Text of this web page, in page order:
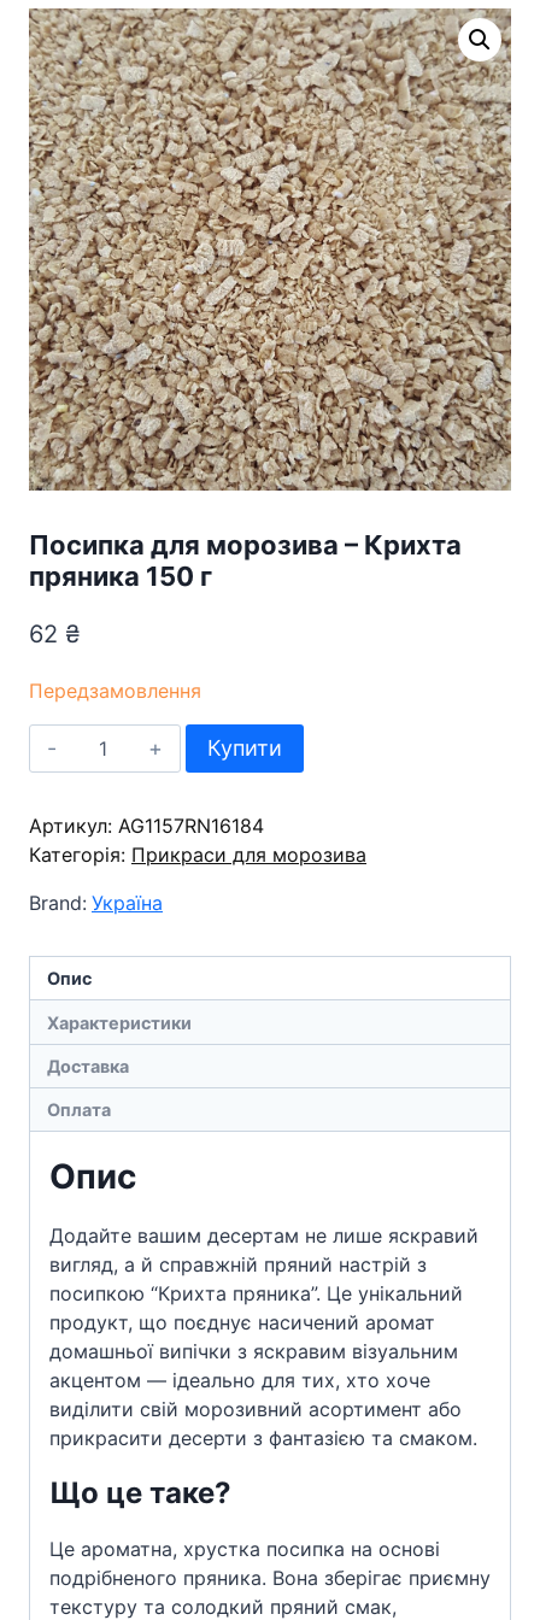
Посипка для морозива – Крихта
пряника 150 г
62 ₴
Передзамовлення
Посипка
для
-
Крихта
150
кількість
Купити
Артикул: AG1157RN16184
Категорія: Прикраси для морозива
Brand: Україна
Опис
Характеристики
Доставка
Оплата
Опис
Додайте вашим десертам не лише яскравий
вигляд, а й справжній пряний настрій з
посипкою “Крихта пряника”. Це унікальний
продукт, що поєднує насичений аромат
домашньої випічки з яскравим візуальним
акцентом — ідеально для тих, хто хоче
виділити свій морозивний асортимент або
прикрасити десерти з фантазією та смаком.
Що це таке?
Це ароматна, хрустка посипка на основі
подрібненого пряника. Вона зберігає приємну
текстуру та солодкий пряний смак,